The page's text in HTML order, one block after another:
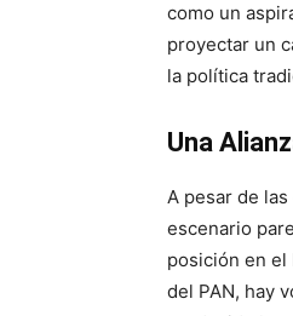
como un
proyectar un
la política
Una
A pesar de
escenario
posición en el
del PAN, hay